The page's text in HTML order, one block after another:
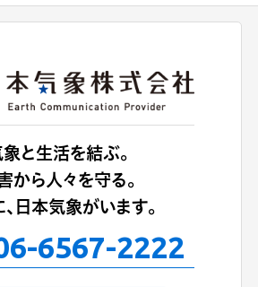
と生活を結ぶ。
から人々を守る。
、日本気象がいます。
6567-2222